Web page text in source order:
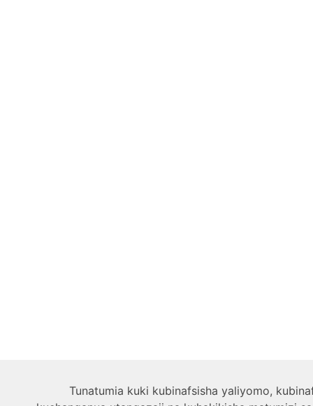
Tunatumia kuki kubinafsisha yaliyomo,